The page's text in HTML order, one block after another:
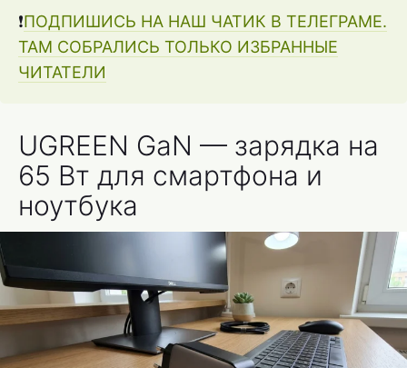
❗️ПОДПИШИСЬ НА НАШ ЧАТИК В ТЕЛЕГРАМЕ.
ТАМ СОБРАЛИСЬ ТОЛЬКО ИЗБРАННЫЕ
ЧИТАТЕЛИ
UGREEN GaN — зарядка на
65 Вт для смартфона и
ноутбука